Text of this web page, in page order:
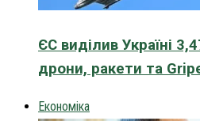
ЄС виділив Україні
дрони, ракети та
Економіка